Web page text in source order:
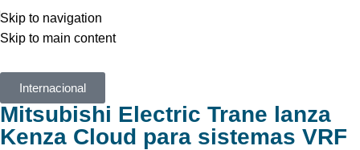
Skip to navigation
Skip to main content
Internacional
Mitsubishi Electric Trane lanza
Kenza Cloud para sistemas VRF